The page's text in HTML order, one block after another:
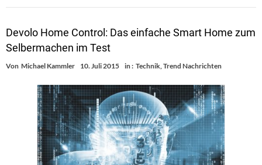
Devolo Home Control: Das einfache Smart Home zum
Selbermachen im Test
Von Michael Kammler 10. Juli 2015 in : Technik Trend Nachrichten